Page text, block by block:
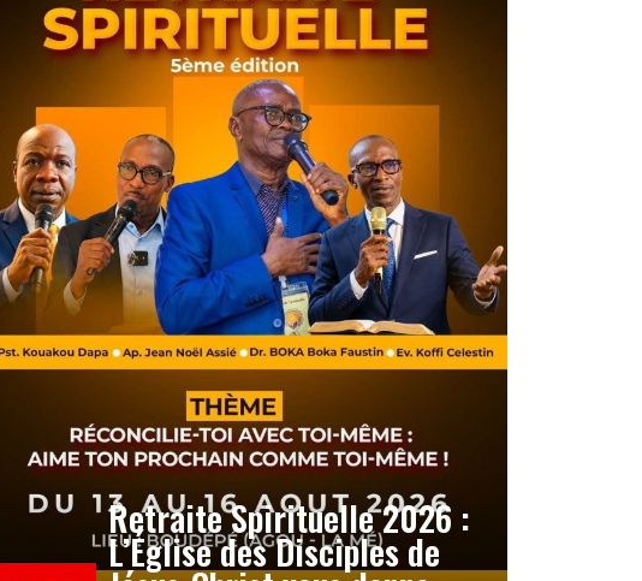
Retraite Spirituelle 2026 :
L’Église des Disciples de